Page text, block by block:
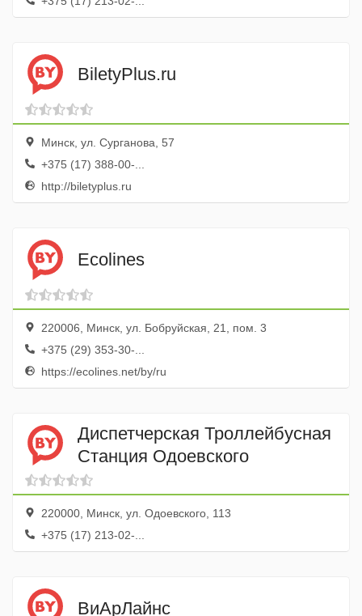
BiletyPlus.ru
Минск, ул. Сурганова, 57
+375 (17) 388-00-...
http://biletyplus.ru
Ecolines
220006, Минск, ул. Бобруйская, 21, пом. 3
+375 (29) 353-30-...
https://ecolines.net/by/ru
Диспетчерская Троллейбусная
Станция Одоевского
220000, Минск, ул. Одоевского, 113
+375 (17) 213-02-...
ВиАрЛайнс